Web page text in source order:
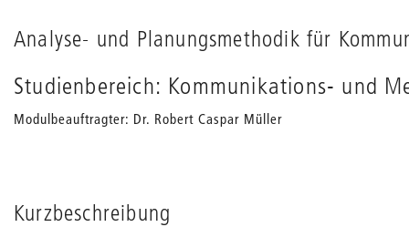
Analyse- und Planungsmethodik für
Studienbereich: Kommunikations- und
Modulbeauftragter: Dr. Robert Caspar Müller
Kurzbeschreibung